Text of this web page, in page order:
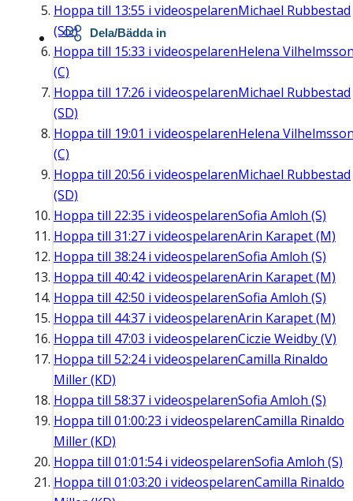
Hoppa till 13:55 i videospelarenMichael Rubbestad
(SD)
Hoppa till 15:33 i videospelarenHelena
(C)
Hoppa till 17:26 i videospelarenMichael Rubbestad
(SD)
Hoppa till 19:01 i videospelarenHelena
(C)
Hoppa till 20:56 i videospelarenMichael Rubbestad
(SD)
Hoppa till 22:35 i videospelarenSofia Amloh (S)
Hoppa till 31:27 i videospelarenArin Karapet (M)
Hoppa till 38:24i videospelarenSofia Amloh (S)
Hoppa till 40:42 i videospelarenArin Karapet (M)
Hoppa till 42:50 i videospelarenSofia Amloh (S)
Hoppa till 44:37 i videospelarenArin Karapet (M)
Hoppa till 47:03 i videospelarenCiczie Weidby (V)
Hoppa till 52:24i videospelarenCamilla Rinaldo
Miller (KD)
Hoppa till 58:37 i videospelarenSofia Amloh (S)
Hoppa till 01:00:23 i videospelarenCamilla Rinaldo
Miller (KD)
Hoppa till 01:01:54i videospelarenSofia Amloh (S)
Hoppa till 01:03:20 i videospelarenCamilla Rinaldo
Dela/Bädda in